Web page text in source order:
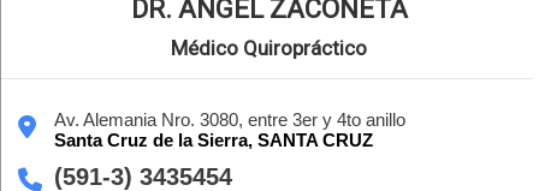
DR. ANGEL ZACONETA
Médico Quiropráctico
Av. Alemania Nro. 3080, entre 3er y 4to anillo
Santa Cruz de la Sierra, SANTA CRUZ
(591-3) 3435454